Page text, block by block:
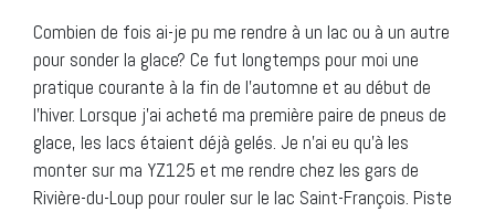
Combien de fois ai-je pu me rendre à un lac ou à un autre
pour sonder la glace? Ce fut longtemps pour moi une
pratique courante à la fin de l’automne et au début de
l’hiver. Lorsque j’ai acheté ma première paire de pneus de
glace, les lacs étaient déjà gelés. Je n’ai eu qu’à les
monter sur ma YZ125 et me rendre chez les gars de
Rivière-du-Loup pour rouler sur le lac Saint-François. Piste